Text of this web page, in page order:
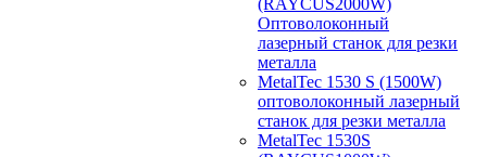
(RAYCUS2000W)
Оптоволоконный
лазерный станок для резки
металла
MetalTec 1530 S (1500W)
оптоволоконный лазерный
станок для резки металла
MetalTec 1530S